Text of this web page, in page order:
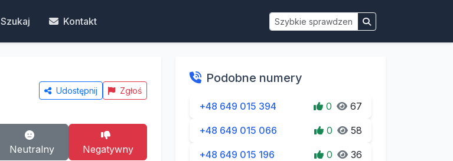
Szukaj Kontakt
Udostępnij Zgłoś
Neutralny Negatywny
Podobne numery
+48 649 015 394 0 67
+48 649 015 066 0 58
+48 649 015 196 0 36